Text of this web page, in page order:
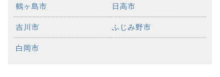
鶴ヶ島市 日高市
吉川市 ふじみ野市
白岡市